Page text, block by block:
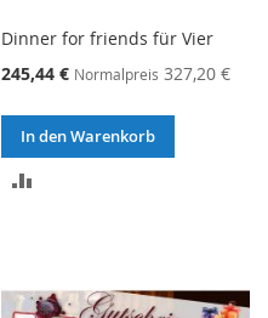
Dinner for friends für Vier
245,44 € Normalpreis 327,20 €
In den Warenkorb